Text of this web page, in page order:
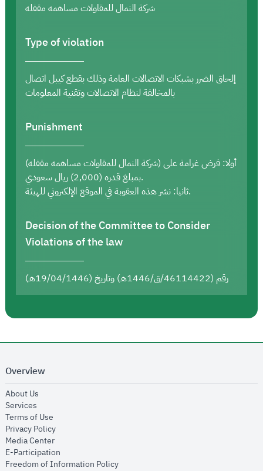
شركة النمال للمقاولات مساهمه مقفله
Type of violation
إلحاق الضرر بشبكات الاتصالات العامة وذلك بقطع كيبل اتصال
بالمخالفة لنظام الاتصالات وتقنية المعلومات
Punishment
أولا: فرض غرامة على (شركة النمال للمقاولات مساهمه مقفله)
بمبلغ قدره (2,000) ريال سعودي.
ثانيا: نشر هذه العقوبة في الموقع الإلكتروني للهيئة.
Decision of the Committee to Consider
Violations of the law
رقم (46114422/ق/1446هـ) وتاريخ (19/04/1446هـ)
Overview
About Us
Services
Terms of Use
Privacy Policyopens in new window
Media Centeropens in new window
E-Participation
Freedom of Information Policyopens in new window